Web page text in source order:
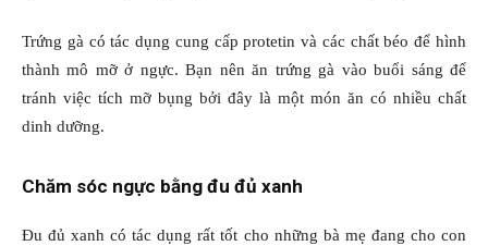
Trứng gà có tác dụng cung cấp protetin và các chất béo để hình
thành mô mỡ ở ngực. Bạn nên ăn trứng gà vào buổi sáng để
tránh việc tích mỡ bụng bởi đây là một món ăn có nhiều chất
dinh dưỡng.
Chăm sóc ngực bằng đu đủ xanh
Đu đủ xanh có tác dụng rất tốt cho những bà mẹ đang cho con